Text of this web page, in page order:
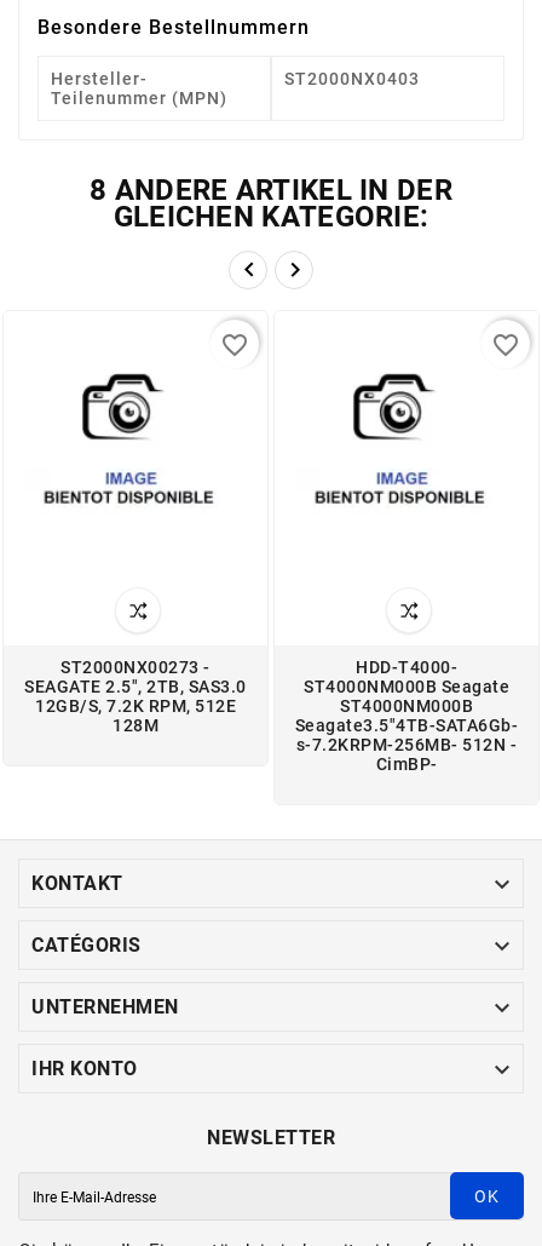
Besondere Bestellnummern
Hersteller-
Teilenummer (MPN)
ST2000NX0403
8 ANDERE ARTIKEL IN DER
GLEICHEN KATEGORIE:
 
ST2000NX00273 -
SEAGATE 2.5", 2TB, SAS3.0
12GB/S, 7.2K RPM, 512E
128M
favorite_border
HDD-T4000-
ST4000NM000B Seagate
ST4000NM000B
Seagate3.5"4TB-SATA6Gb-
s-7.2KRPM-256MB- 512N -
CimBP-
favorite_border
KONTAKT 
CATÉGORIS 
UNTERNEHMEN 
IHR KONTO 
NEWSLETTER
OK